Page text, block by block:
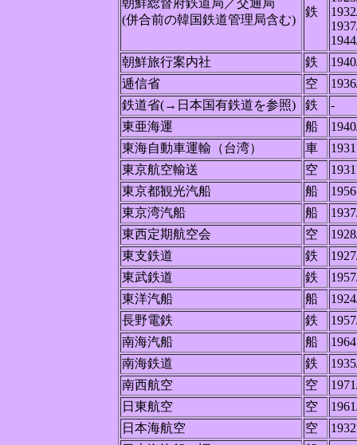
朝鮮総督府鉄道局／交通局
(併合前の韓国鉄道管理局含む)
鉄
朝鮮旅行案内社
鉄
逓信省
空
鉄道省(→日本国有鉄道を参照)
鉄
-
東亜海運
船
東海自動車運輸（台湾）
車
東京航空輸送
空
東京都観光汽船
船
東京湾汽船
船
東西定期航空会
空
東支鉄道
鉄
東武鉄道
鉄
東洋汽船
船
長野電鉄
鉄
南海汽船
船
南海鉄道
鉄
南西航空
空
日東航空
空
日本海航空
空